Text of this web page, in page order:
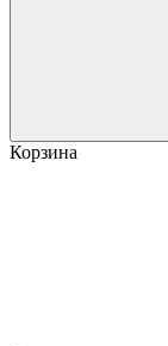
Корзина